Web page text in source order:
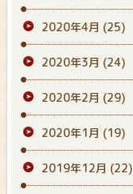
2020年4月 (25)
2020年3月 (24)
2020年2月 (29)
2020年1月 (19)
2019年12月 (22)